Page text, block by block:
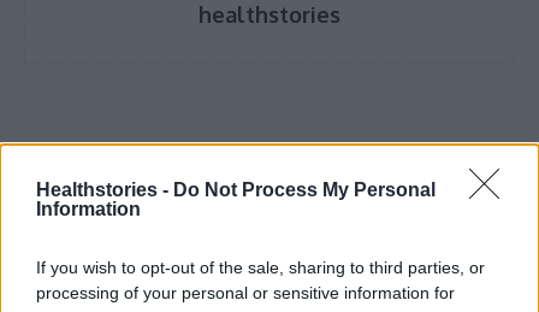
Healthstories - Do Not Process My Personal
Information
If you wish to opt-out of the sale, sharing to third parties, or
processing of your personal or sensitive information for
healthstories